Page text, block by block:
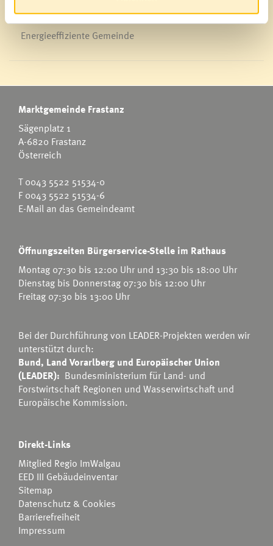
Energieeffiziente Gemeinde
Marktgemeinde Frastanz
Sägenplatz 1
A-6820 Frastanz
Österreich
T0043 5522 51534-0
F 0043 5522 51534-6
E-Mail an das Gemeindeamt
Öffnungszeiten Bürgerservice-Stelle im Rathaus
Montag 07:30 bis 12:00 Uhr und 13:30 bis 18:00 Uhr
Dienstag bis Donnerstag 07:30 bis 12:00 Uhr
Freitag 07:30 bis 13:00 Uhr
Bei der Durchführung von LEADER-Projekten werden wir
unterstützt durch:
Bund, Land Vorarlberg und Europäischer Union
(LEADER): Bundesministerium für Land- und
Forstwirtschaft Regionen und Wasserwirtschaft und
Europäische Kommission.
Direkt-Links
Mitglied Regio ImWalgau
EED III Gebäudeinventar
Sitemap
Datenschutz & Cookies
Barrierefreiheit
Impressum